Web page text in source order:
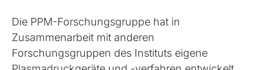
Die PPM-Forschungsgruppe hat in
Zusammenarbeit mit anderen
Forschungsgruppen des Instituts eigene